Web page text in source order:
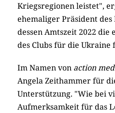
Kriegsregionen leistet",
ehemaliger Präsident des
dessen Amtszeit 2022 die
des Clubs für die Ukraine
Im Namen von action
Angela Zeithammer für
Unterstützung. "Wie bei
Aufmerksamkeit für das